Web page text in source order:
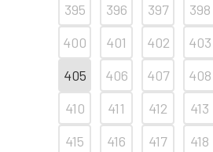
395
396 397 398
400
401 402 403
405
406 407 408
410
411 412 413
415
416 417 418